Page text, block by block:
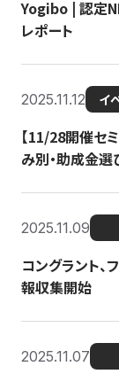
Yogibo | 認定
レポート
2025.11.12 イ
【11/28開催セ
み別・助成金選
2025.11.09
コングラント
報収集開始
2025.11.07